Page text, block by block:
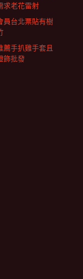
求老花雷射
員台北票貼有樹
薦手扒雞手套且
飾批發